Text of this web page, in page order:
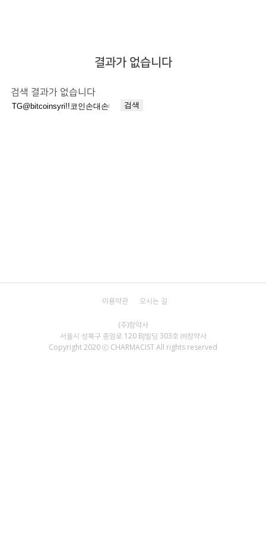
결과가 없습니다
검색 결과가 없습니다
검
서울시 성북구 종암로 120 BJ빌딩 303호 ㈜참약사
Copyright 2020 ⓒ CHARMACIST All rights reserved
이용약관 오시는 길